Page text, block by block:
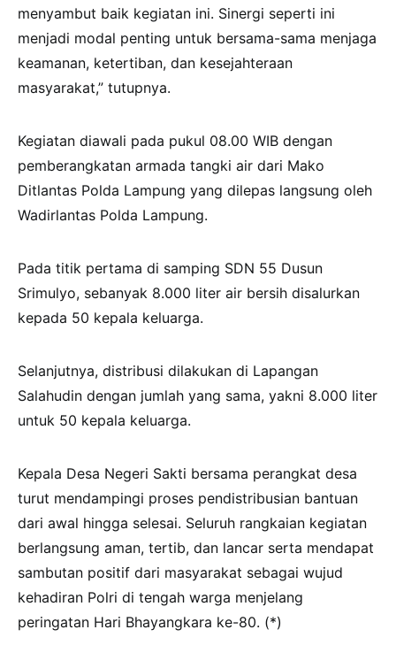
menyambut baik kegiatan ini. Sinergi seperti ini
menjadi modal penting untuk bersama-sama menjaga
keamanan, ketertiban, dan kesejahteraan
masyarakat,” tutupnya.
Kegiatan diawali pada pukul 08.00 WIB dengan
pemberangkatan armada tangki air dari Mako
Ditlantas Polda Lampung yang dilepas langsung oleh
Wadirlantas Polda Lampung.
Pada titik pertama di samping SDN 55 Dusun
Srimulyo, sebanyak 8.000 liter air bersih disalurkan
kepada 50 kepala keluarga.
Selanjutnya, distribusi dilakukan di Lapangan
Salahudin dengan jumlah yang sama, yakni 8.000 liter
untuk 50 kepala keluarga.
Kepala Desa Negeri Sakti bersama perangkat desa
turut mendampingi proses pendistribusian bantuan
dari awal hingga selesai. Seluruh rangkaian kegiatan
berlangsung aman, tertib, dan lancar serta mendapat
sambutan positif dari masyarakat sebagai wujud
kehadiran Polri di tengah warga menjelang
peringatan Hari Bhayangkara ke-80. (*)